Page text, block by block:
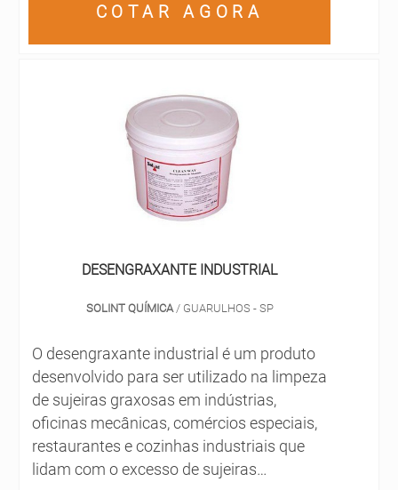
sua principal característica é a coloração
violeta intensa. As aplicações do
principal aplicabil....
COTAR AGORA
DESENGRAXANTE INDUSTRIAL
SOLINT QUÍMICA/ GUARULHOS - SP
O desengraxante industrial é um produto
desenvolvido para ser utilizado na limpeza
de sujeiras graxosas em indústrias,
oficinas mecânicas, comércios especiais,
restaurantes e cozinhas industriais que
lidam com o excesso de sujeiras